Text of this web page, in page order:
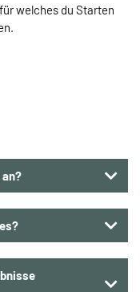
welches du Starten
24,90 €. Die
Mit der
alle Strecken
also maximal
über die Website
oder Rechnung